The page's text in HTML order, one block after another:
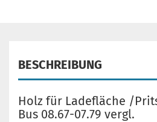
BESCHREIBUNG
Holz für Ladefläche /
Bus 08.67-07.79 vergl.